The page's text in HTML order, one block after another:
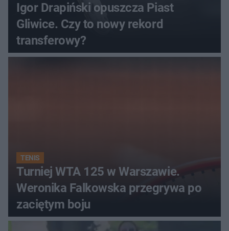
Igor Drapiński opuszcza Piast
Gliwice. Czy to nowy rekord
transferowy?
TENIS
Turniej WTA 125 w Warszawie.
Weronika Falkowska przegrywa po
zaciętym boju